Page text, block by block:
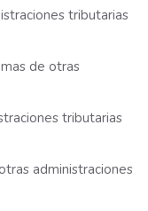
tributarias
de otras
tributarias
administraciones